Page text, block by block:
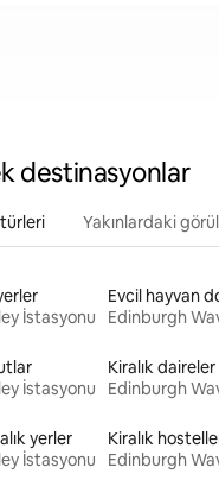
destinasyonlar
Yakınlardaki
İstasyonu
Edinburgh
İstasyonu
Kiralık daireler
Edinburgh
yerler
İstasyonu
Kiralık
Edinburgh